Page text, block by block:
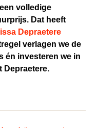
volledige
Dat heeft
Depraetere
verlagen we de
én investeren we in
Depraetere.